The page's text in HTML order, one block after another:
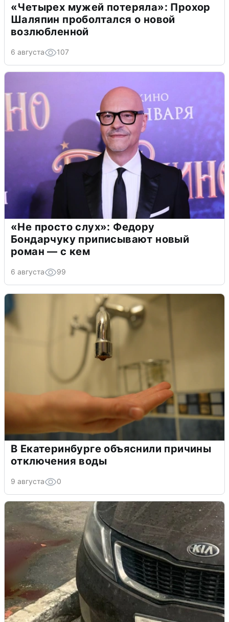
«Четырех мужей потеряла»: Прохор
Шаляпин проболтался о новой
возлюбленной
6 августа 107
«Не просто слух»: Федору
Бондарчуку приписывают новый
роман — с кем
6 августа 99
В Екатеринбурге объяснили причины
отключения воды
9 августа 0